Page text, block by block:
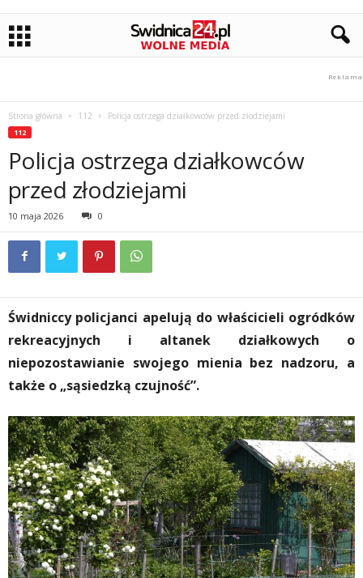
Strona główna 112 Policja ostrzega działkowców przed złodziejami
112
Policja ostrzega działkowców
przed złodziejami
10 maja 2026 0
Świdniccy policjanci apelują do właścicieli ogródków
rekreacyjnych i altanek działkowych o
niepozostawianie swojego mienia bez nadzoru, a
także o „sąsiedzką czujność”.